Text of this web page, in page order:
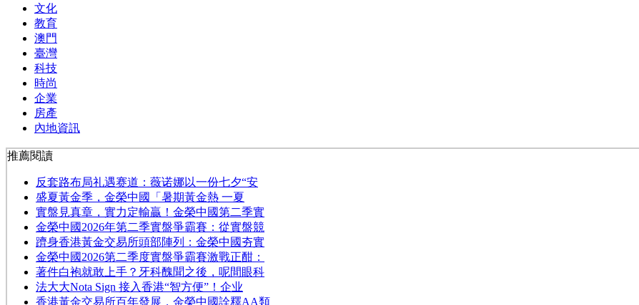
文化
教育
澳門
臺灣
科技
時尚
企業
房產
內地資訊
推薦閱讀
反套路布局礼遇赛道：薇诺娜以一份七夕“安
​盛夏黃金季，金榮中國「暑期黃金熱 一夏
實盤見真章，實力定輸贏！金榮中國第二季實
金榮中國2026年第二季實盤爭霸賽：從實盤競
躋身香港黃金交易所頭部陣列：金榮中國夯實
金榮中國2026第二季度實盤爭霸賽激戰正酣：
著件白袍就敢上手？牙科醜聞之後，呢間眼科
法大大Nota Sign 接入香港“智方便”！企业
香港黃金交易所百年發展，金榮中國詮釋AA類